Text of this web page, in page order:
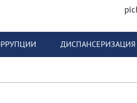
ДИСПАНСЕРИЗАЦИЯ